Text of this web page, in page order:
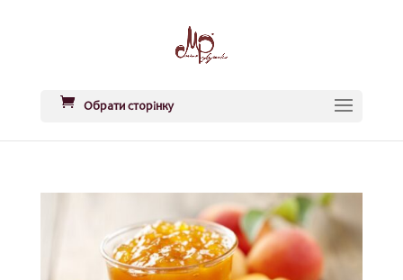
Обрати сторінку